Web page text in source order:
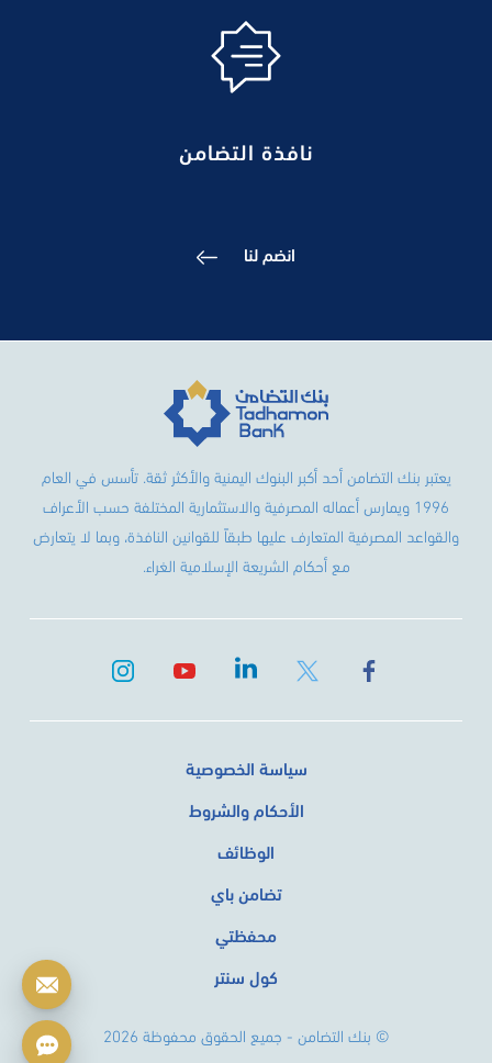
نافذة التضامن
انضم لنا
يعتبر بنك التضامن أحد أكبر البنوك اليمنية والأكثر ثقة. تأسس في العام
1996 ويمارس أعماله المصرفية والاستثمارية المختلفة حسب الأعراف
والقواعد المصرفية المتعارف عليها طبقاً للقوانين النافذة، وبما لا يتعارض
مع أحكام الشريعة الإسلامية الغراء.
سياسة الخصوصية
الأحكام والشروط
الوظائف
تضامن باي
محفظتي
كول سنتر
© بنك التضامن - جميع الحقوق محفوظة 2026